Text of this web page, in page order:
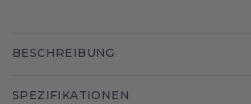
BESCHREIBUNG
SPEZIFIKATIONEN